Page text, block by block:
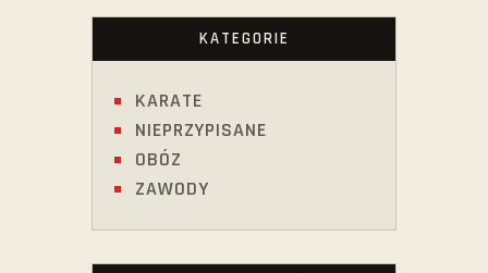
KATEGORIE
KARATE
NIEPRZYPISANE
OBÓZ
ZAWODY